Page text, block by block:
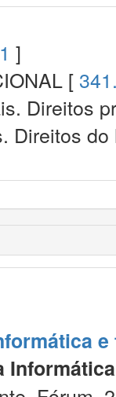
]
[
Direitos
Direitos